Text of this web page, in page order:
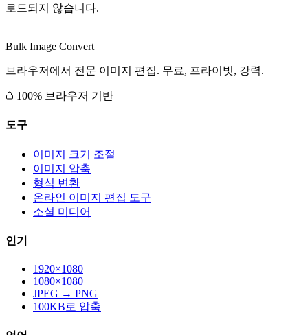
로드되지 않습니다.
Bulk Image Convert
브라우저에서 전문 이미지 편집. 무료, 프라이빗, 강력.
100% 브라우저 기반
도구
이미지 크기 조절
이미지 압축
형식 변환
온라인 이미지 편집 도구
소셜 미디어
인기
1920×1080
1080×1080
JPEG → PNG
100KB로 압축